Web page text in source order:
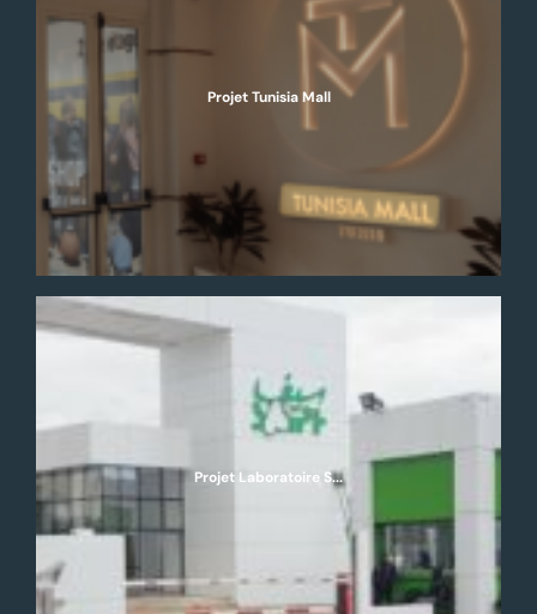
Projet Tunisia Mall
Projet Laboratoire S...